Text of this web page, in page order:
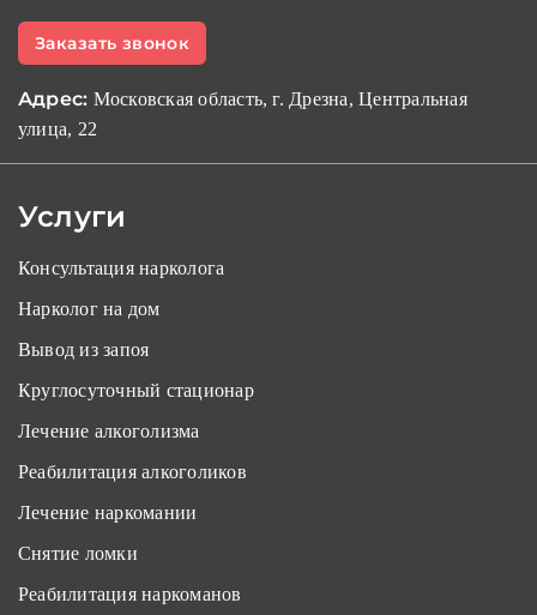
Заказать звонок
Адрес: Московская область, г. Дрезна, Центральная
улица, 22
Услуги
Консультация нарколога
Нарколог на дом
Вывод из запоя
Круглосуточный стационар
Лечение алкоголизма
Реабилитация алкоголиков
Лечение наркомании
Снятие ломки
Реабилитация наркоманов